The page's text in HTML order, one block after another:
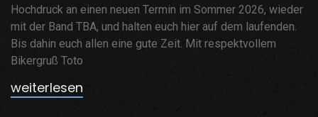
Hochdruck an einen neuen Termin im Sommer 2026, wieder
mit der Band TBA, und halten euch hier auf dem laufenden.
Bis dahin euch allen eine gute Zeit. Mit respektvollem
Bikergruß Toto
weiterlesen